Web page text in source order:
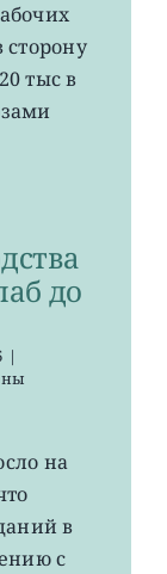
сторону
тыс в
до
|
на
в
с